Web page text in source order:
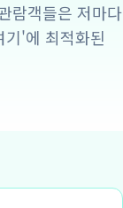
람객들은 저마다
'에 최적화된